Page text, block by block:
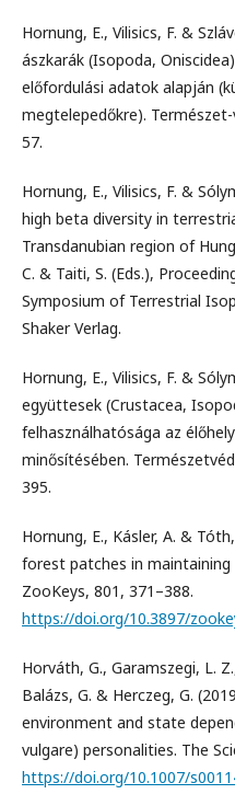
Hornung, E., Vilisics, F. &
ászkarák (Isopoda,
előfordulási adatok alapján
megtelepedőkre).
57.
Hornung, E., Vilisics, F. &
high beta diversity in
Transdanubian region of
C. & Taiti, S. (Eds.),
Symposium of Terrestrial
Shaker Verlag.
Hornung, E., Vilisics, F. &
együttesek (Crustacea,
felhasználhatósága az
minősítésében.
395.
Hornung, E., Kásler, A. &
forest patches in maintaining
ZooKeys, 801, 371–388.
https://doi.org/10.3897/
Horváth, G., Garamszegi, L.
Balázs, G. & Herczeg, G.
environment and state
vulgare) personalities. The
https://doi.org/10.1007/